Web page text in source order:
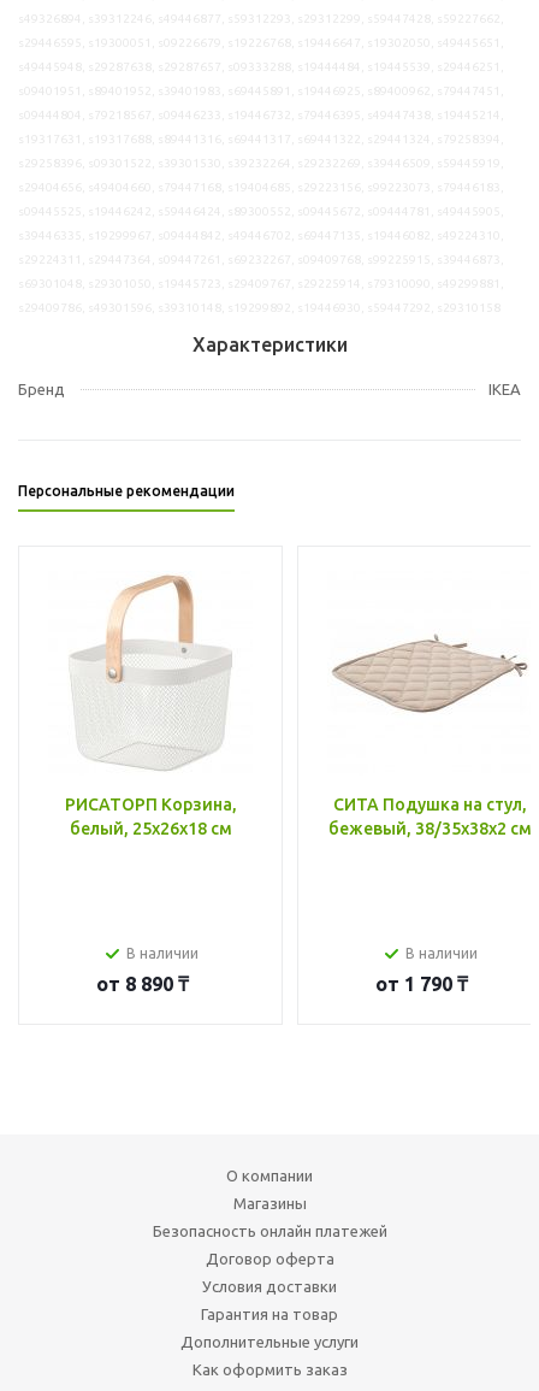
Характеристики
Бренд IKEA
Персональные рекомендации
РИСАТОРП Корзина,
белый, 25x26x18 см
В наличии
от 8 890 ₸
СИТА Подушка на стул,
бежевый, 38/35x38x2 см
В наличии
от 1 790 ₸
О компании
Магазины
Безопасность онлайн платежей
Договор оферта
Условия доставки
Гарантия на товар
Дополнительные услуги
Как оформить заказ